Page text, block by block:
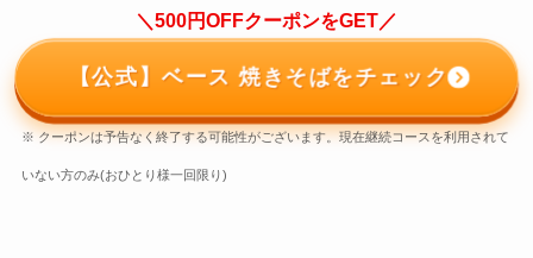
＼500円OFFクーポンをGET／
【公式】ベース 焼きそばをチェック
※ クーポンは予告なく終了する可能性がございます。現在継続コースを利用されて
いない方のみ(おひとり様一回限り)